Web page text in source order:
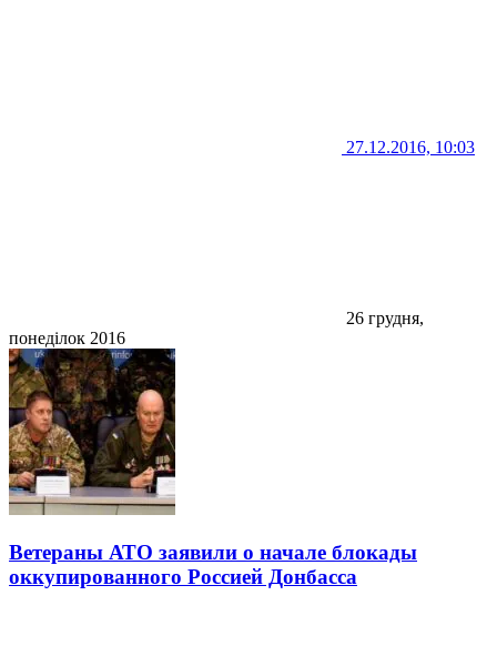
27.12.2016, 10:03
26 грудня,
понеділок 2016
Ветераны АТО заявили о начале блокады
оккупированного Россией Донбасса